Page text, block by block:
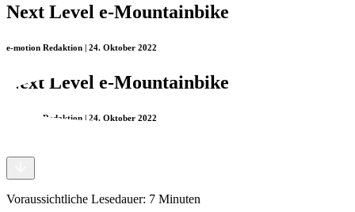
Next Level e-Mountainbike
e-motion Redaktion | 24. Oktober 2022
Next Level e-Mountainbike
e-motion Redaktion | 24. Oktober 2022
Voraussichtliche Lesedauer: 7 Minuten